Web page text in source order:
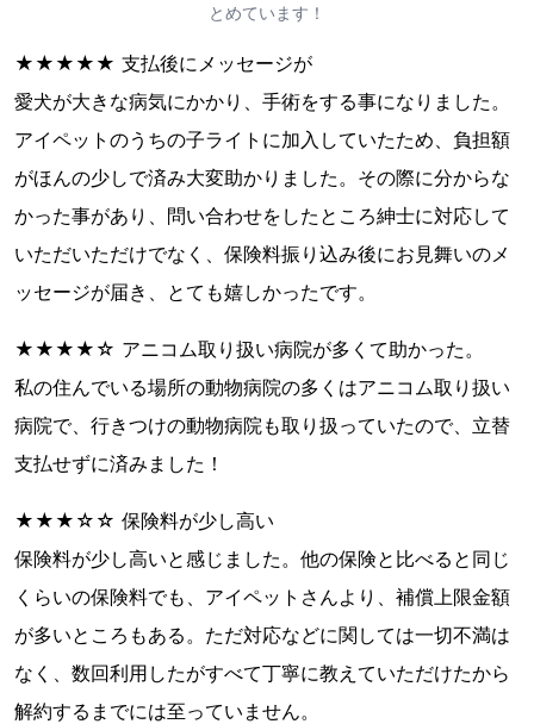
とめています！
★★★★★ 支払後にメッセージが
愛犬が大きな病気にかかり、手術をする事になりました。
アイペットのうちの子ライトに加入していたため、負担額
がほんの少しで済み大変助かりました。その際に分からな
かった事があり、問い合わせをしたところ紳士に対応して
いただいただけでなく、保険料振り込み後にお見舞いのメ
ッセージが届き、とても嬉しかったです。
★★★★☆ アニコム取り扱い病院が多くて助かった。
私の住んでいる場所の動物病院の多くはアニコム取り扱い
病院で、行きつけの動物病院も取り扱っていたので、立替
支払せずに済みました！
★★★☆☆ 保険料が少し高い
保険料が少し高いと感じました。他の保険と比べると同じ
くらいの保険料でも、アイペットさんより、補償上限金額
が多いところもある。ただ対応などに関しては一切不満は
なく、数回利用したがすべて丁寧に教えていただけたから
解約するまでには至っていません。